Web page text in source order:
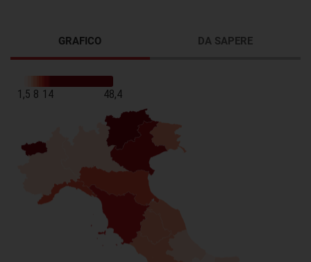
GRAFICO DA SAPERE